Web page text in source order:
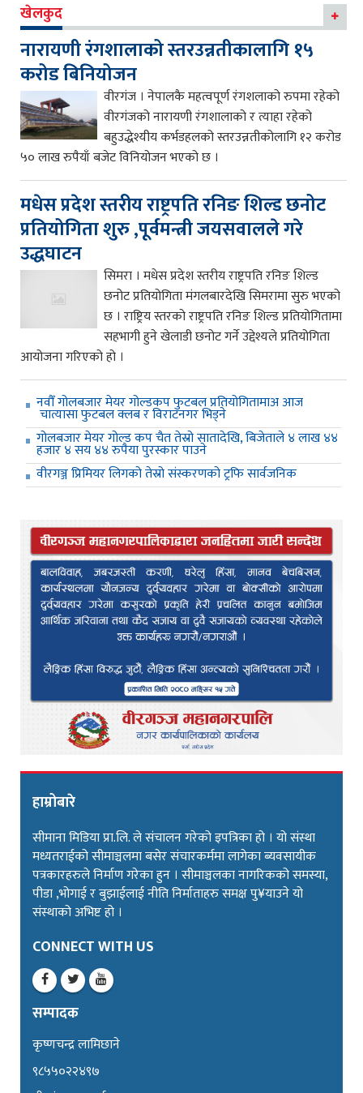
खेलकुद
नारायणी रंगशालाको स्तरउन्नतीकालागि १५
करोड बिनियोजन
वीरगंज । नेपालकै महत्वपूर्ण रंगशलाको रुपमा रहेको
वीरगंजको नारायणी रंगशालाको र त्याहा रहेको
बहुउद्धेश्यीय कर्भडहलको स्तरउन्नतीकोलागि १२ करोड
५० लाख रुपैयाँ बजेट विनियोजन भएको छ ।
मधेस प्रदेश स्तरीय राष्ट्रपति रनिङ शिल्ड छनोट
प्रतियोगिता शुरु ,पूर्वमन्त्री जयसवालले गरे
उद्धघाटन
सिमरा । मधेस प्रदेश स्तरीय राष्ट्रपति रनिङ शिल्ड
छनोट प्रतियोगिता मंगलबारदेखि सिमरामा सुरु भएको
छ । राष्ट्रिय स्तरको राष्ट्रपति रनिङ शिल्ड प्रतियोगितामा
सहभागी हुने खेलाडी छनोट गर्ने उद्देश्यले प्रतियोगिता
आयोजना गरिएको हो ।
नवौँ गोलबजार मेयर गोल्डकप फुटबल प्रतियोगितामाअ आज
चात्यासा फुटबल क्लब र विराटनगर भिड्ने
गोलबजार मेयर गोल्ड कप चैत तेस्रो सातादेखि, बिजेताले ४ लाख ४४
हजार ४ सय ४४ रुपैया पुरस्कार पाउने
वीरगञ्ज प्रिमियर लिगको तेस्रो संस्करणको ट्रफि सार्वजनिक
हाम्रोबारे
सीमाना मिडिया प्रा.लि. ले संचालन गरेको इपत्रिका हो । यो संस्था
मध्यतराईको सीमाञ्चलमा बसेर संचारकर्ममा लागेका ब्यवसायीक
पत्रकारहरुले निर्माण गरेका हुन । सीमाञ्चलका नागरिकको समस्या,
पीडा ,भोगाई र बुझाईलाई नीति निर्माताहरु समक्ष पु¥याउने यो
संस्थाको अभिष्ट हो ।
CONNECT WITH US
सम्पादक
कृष्णचन्द्र लामिछाने
९८५५०२२४९७